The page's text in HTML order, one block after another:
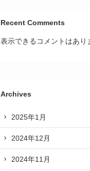
Recent Comments
表示できるコメントはあり
Archives
2025年1月
2024年12月
2024年11月